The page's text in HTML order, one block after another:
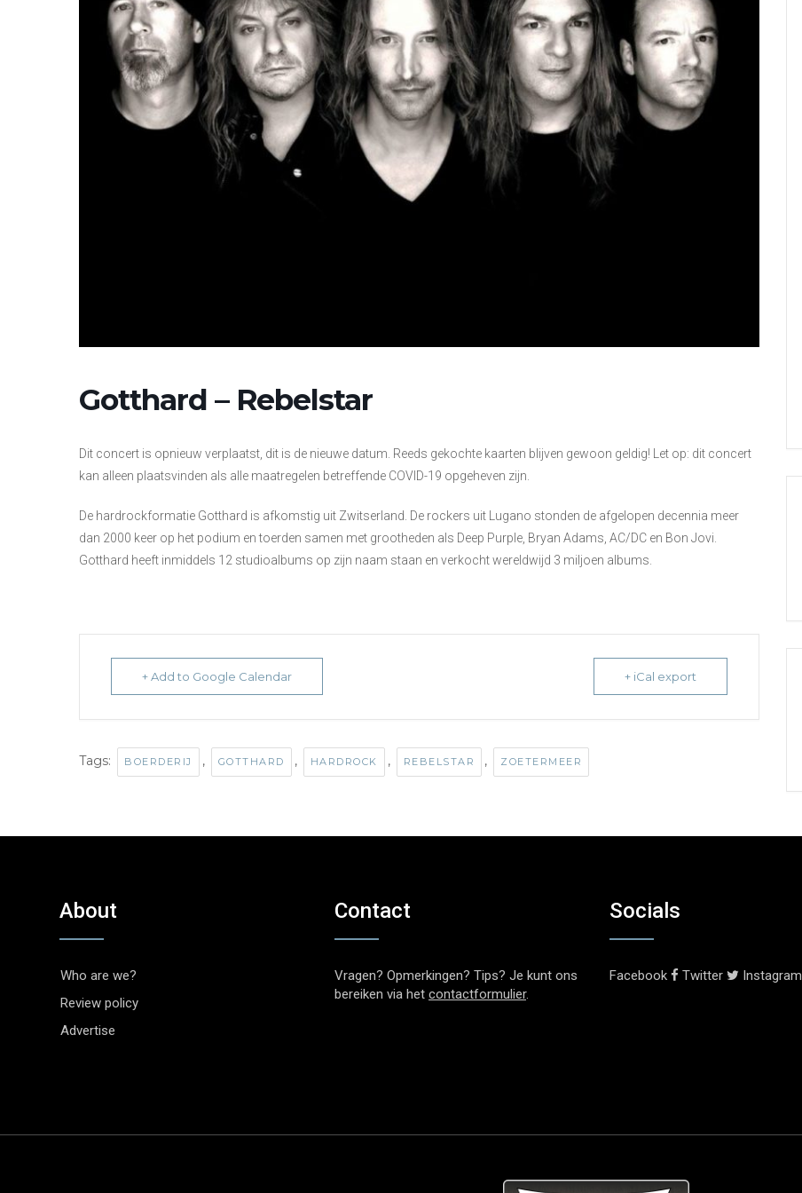
Gotthard – Rebelstar
Dit concert is opnieuw verplaatst, dit is de nieuwe datum. Reeds gekochte kaarten blijven gewoon geldig! Let op: dit concert
kan alleen plaatsvinden als alle maatregelen betreffende COVID-19 opgeheven zijn.
De hardrockformatie Gotthard is afkomstig uit Zwitserland. De rockers uit Lugano stonden de afgelopen decennia meer
dan 2000 keer op het podium en toerden samen met grootheden als Deep Purple, Bryan Adams, AC/DC en Bon Jovi.
Gotthard heeft inmiddels 12 studioalbums op zijn naam staan en verkocht wereldwijd 3 miljoen albums.
+ Add to Google Calendar + iCal export
Tags: BOERDERIJ , GOTTHARD , HARDROCK , REBELSTAR , ZOETERMEER
About
Who are we?
Review policy
Advertise
Contact
Vragen? Opmerkingen? Tips? Je kunt ons
bereiken via het contactformulier.
Socials
Facebook Twitter Instagram